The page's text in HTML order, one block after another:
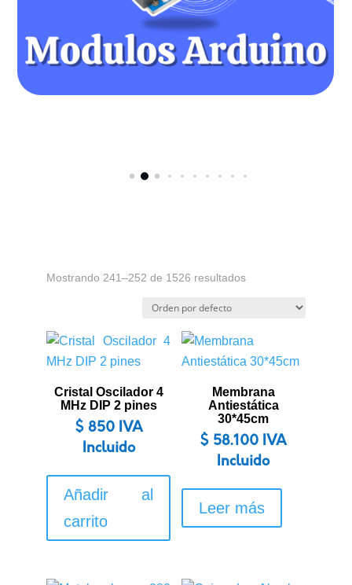
Mostrando 241–252 de 1526 resultados
Cristal Oscilador 4
MHz DIP 2 pines
$850 IVA
Incluido
Añadir al
carrito
Membrana
Antiestática
30*45cm
$ 58.100 IVA
Incluido
Leer más